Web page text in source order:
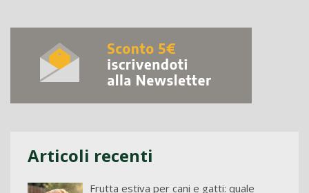
Articoli recenti
Frutta estiva per cani e gatti: quale